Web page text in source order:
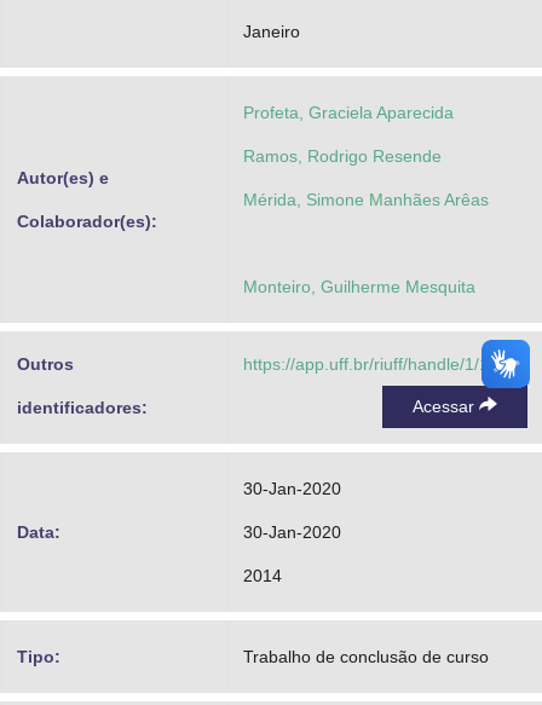
Janeiro
Autor(es) e
Colaborador(es):
Profeta, Graciela Aparecida
Ramos, Rodrigo Resende
Mérida, Simone Manhães Arêas
Monteiro, Guilherme Mesquita
Outros
identificadores:
https://app.uff.br/riuff/handle/1/12749
Acessar
Data:
30-Jan-2020
30-Jan-2020
2014
Tipo: Trabalho de conclusão de curso